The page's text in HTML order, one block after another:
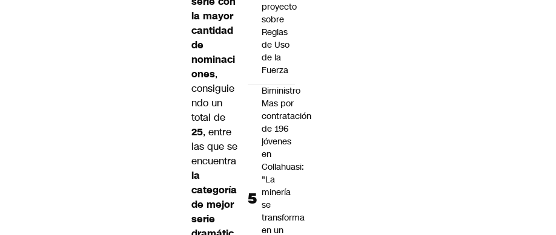
la mayor
cantidad
de
nominaci
ones,
consiguie
ndo un
total de
25, entre
las que se
encuentra
la
categoría
de mejor
serie
proyecto
sobre
Reglas
de Uso
de la
Fuerza
Biministro
Mas por
contratación
de 196
jóvenes
en
Collahuasi:
"La
minería
se
transforma
en un